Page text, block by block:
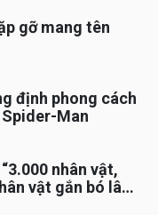
gỡ mang tên
định phong cách
Man
nhân vật,
vật gắn bó lâu